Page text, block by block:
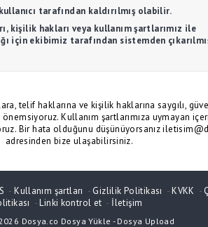
tarafından kaldırılmış olabilir.
kişilik hakları veya kullanım şartlarımız ile
için ekibimiz tarafından sistemden
telif haklarına ve kişilik haklarına saygılı,
önemsiyoruz. Kullanım şartlarımıza uymayan
Bir hata olduğunu düşünüyorsanız
adresinden bize ulaşabilirsiniz.
-Kullanım şartları - Gizlilik Politikası -KVKK -
-Linki kontrol et - İletişim
Dosya.co Dosya Yükle - Dosya Upload